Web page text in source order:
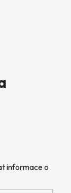
informace o